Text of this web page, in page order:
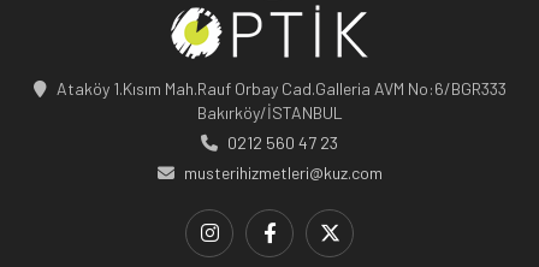
Ataköy 1.Kısım Mah.Rauf Orbay Cad.Galleria AVM No:6/BGR333
Bakırköy/İSTANBUL
0212 560 47 23
musterihizmetleri@kuz.com